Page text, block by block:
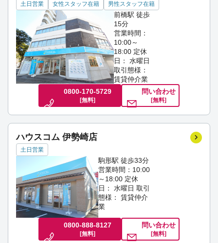
土日営業 女性スタッフ在籍 男性スタッフ在籍
前橋駅 徒歩
15分
営業時間：
10:00～
18:00 定休
日： 水曜日
取引態様：
賃貸仲介業
0800-170-5729
[無料]
問い合わせ
[無料]
ハウスコム 伊勢崎店
土日営業
駒形駅 徒歩33分
営業時間：10:00
～18:00 定休
日： 水曜日取引
態様： 賃貸仲介
業
0800-888-8127
[無料]
問い合わせ
[無料]